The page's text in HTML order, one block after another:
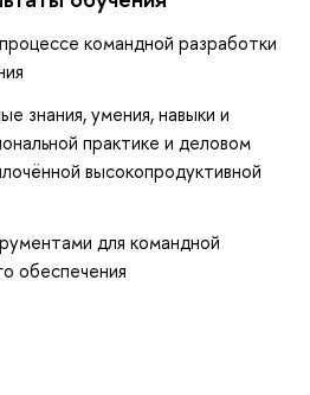
командной разработки
знания, умения, навыки и
практике и деловом
высокопродуктивной
для командной
обеспечения